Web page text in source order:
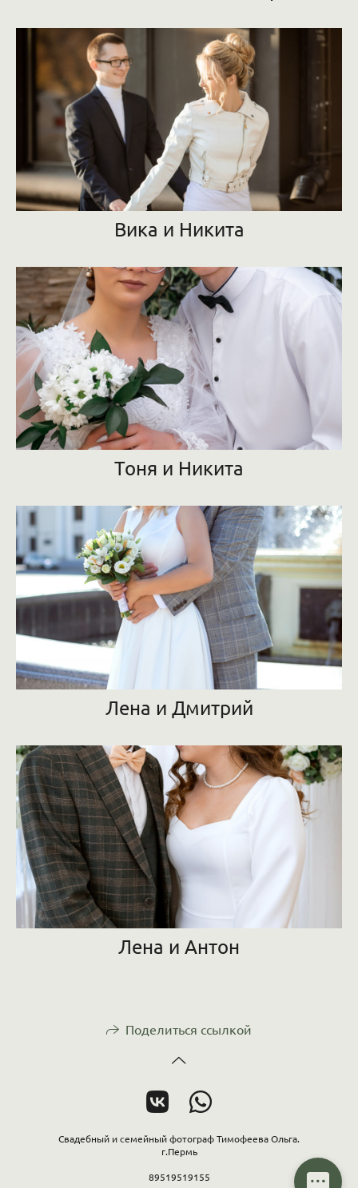
Вика и Никита
Тоня и Никита
Лена и Дмитрий
Лена и Антон
Поделиться ссылкой
Свадебный и семейный фотограф Тимофеева Ольга.
г.Пермь
89519519155